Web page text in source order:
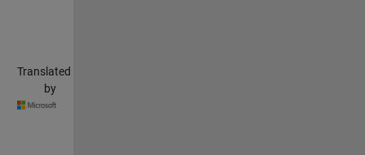
Translated
by